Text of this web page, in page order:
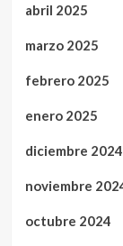
abril 2025
marzo 2025
febrero 2025
enero 2025
diciembre 2024
noviembre
octubre 2024